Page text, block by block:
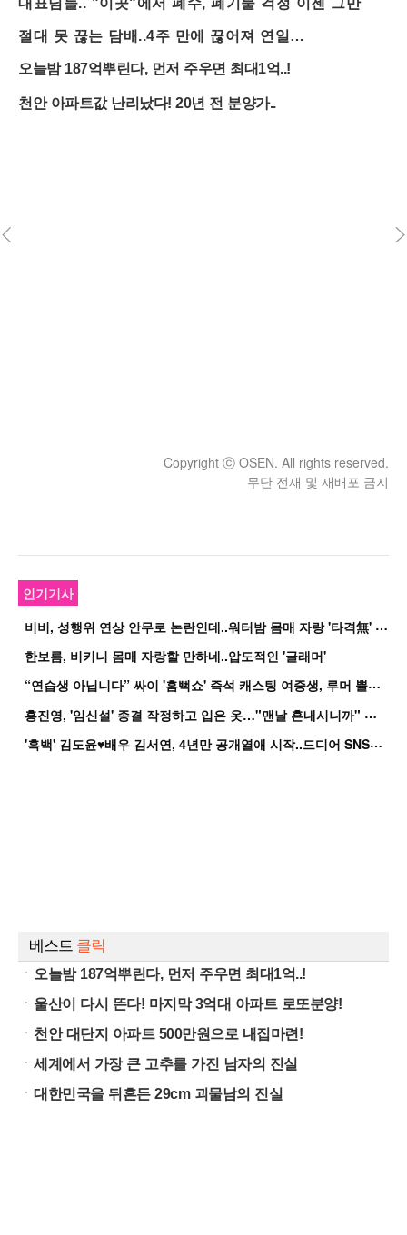
Copyright ⓒ OSEN. All rights reserved.
무단 전재 및 재배포 금지
인기기사
비
비, 성행위 연상 안무로 논란인데..워터밤 몸매 자랑 '타격無' 근황
한보름, 비키니 몸매 자랑할 만하네..압도적인 '글래머'
“
연습생 아닙니다” 싸이 '흠뻑쇼' 즉석 캐스팅 여중생, 루머 뿔났다[Oh!쎈 이...
홍
진영, '임신설' 종결 작정하고 입은 옷…"맨날 혼내시니까" 억울
'
흑백' 김도윤♥배우 김서연, 4년만 공개열애 시작..드디어 SNS에 노출 [핫피...